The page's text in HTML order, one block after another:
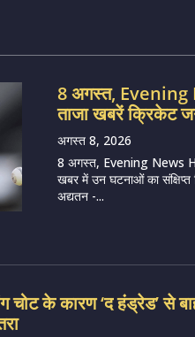
8 अगस्त,
ताजा खबरें क्रिकेट
अगस्त 8, 2026
8 अगस्त, Evening News
खबर में उन घटनाओं का संक्षिप्त
अद्यतन -...
चोट के कारण ‘द हंड्रेड’ से